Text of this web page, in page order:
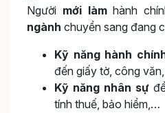
Người mới làmhành
ngành chuyển sang đang
Kỹ năng hành
đến giấy tờ, công
Kỹ năng nhân sự
tính thuế, bảo hiểm,…